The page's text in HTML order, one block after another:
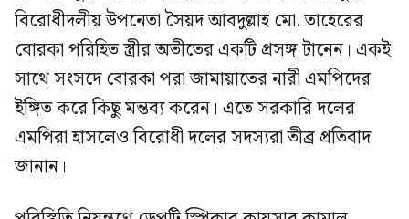
বিরোধীদলীয় উপনেতা সৈয়দ আবদুল্লাহ মো. তাহেরের
বোরকা পরিহিত স্ত্রীর অতীতের একটি প্রসঙ্গ টানেন। একই
সাথে সংসদে বোরকা পরা জামায়াতের নারী এমপিদের
ইঙ্গিত করে কিছু মন্তব্য করেন। এতে সরকারি দলের
এমপিরা হাসলেও বিরোধী দলের সদস্যরা তীব্র প্রতিবাদ
জানান।